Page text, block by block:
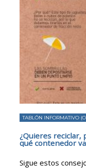
TABLÓN INFORMATIVO
¿Quieres reciclar,
qué contenedor va
Sigue estos